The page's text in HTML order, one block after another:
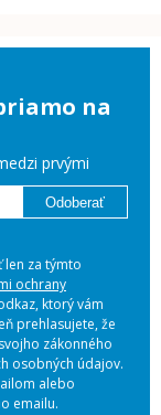
na
prvými
Odoberať
len za týmto
ochrany
ktorý vám
prehlasujete, že
zákonného
osobných údajov.
alebo
emailu.